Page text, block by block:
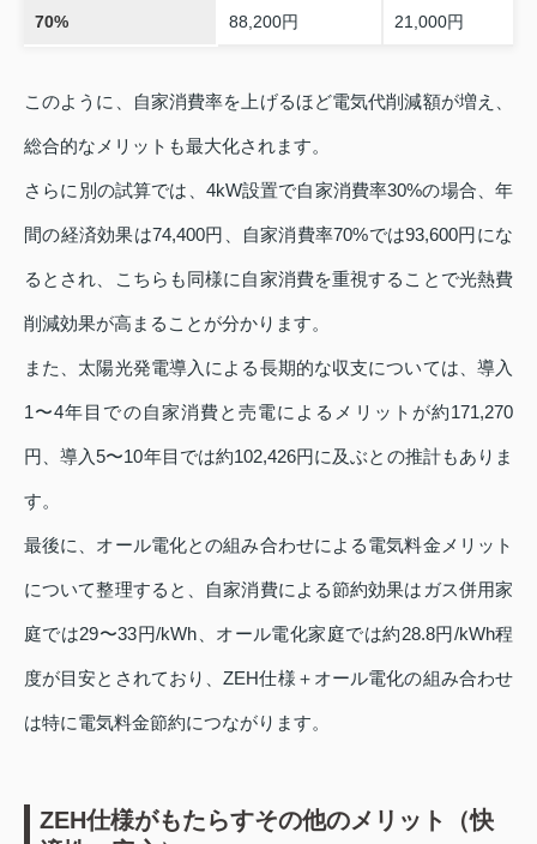
70% 88,200円 21,000円
このように、自家消費率を上げるほど電気代削減額が増え、
総合的なメリットも最大化されます。
さらに別の試算では、4kW設置で自家消費率30%の場合、年
間の経済効果は74,400円、自家消費率70%では93,600円にな
るとされ、こちらも同様に自家消費を重視することで光熱費
削減効果が高まることが分かります。
また、太陽光発電導入による長期的な収支については、導入
1〜4年目での自家消費と売電によるメリットが約171,270
円、導入5〜10年目では約102,426円に及ぶとの推計もありま
す。
最後に、オール電化との組み合わせによる電気料金メリット
について整理すると、自家消費による節約効果はガス併用家
庭では29〜33円/kWh、オール電化家庭では約28.8円/kWh程
度が目安とされており、ZEH仕様＋オール電化の組み合わせ
は特に電気料金節約につながります。
ZEH仕様がもたらすその他のメリット（快